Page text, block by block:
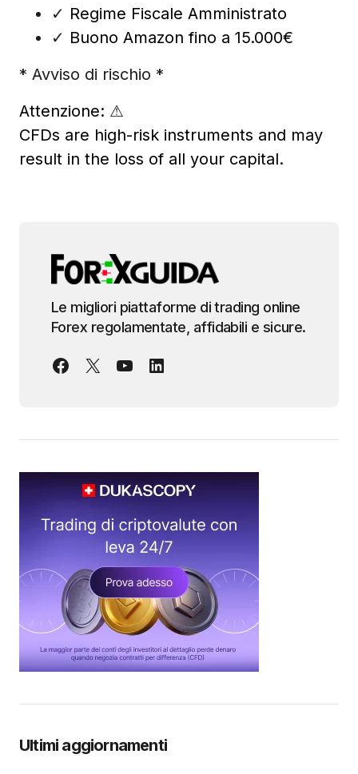
✓ Regime Fiscale Amministrato
✓ Buono Amazon fino a 15.000€
* Avviso di rischio *
Attenzione: ⚠
CFDs are high-risk instruments and may
result in the loss of all your capital.
Le migliori piattaforme di trading online
Forex regolamentate, affidabili e sicure.
Ultimi aggiornamenti